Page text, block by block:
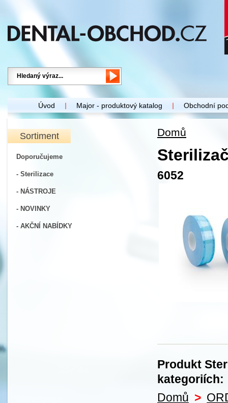
Úvod Major - produktový katalog Obchodní
Sortiment
Doporučujeme
- Sterilizace
- NÁSTROJE
- NOVINKY
- AKČNÍ NABÍDKY
Domů
6052
Produkt
kategoriích:
Domů >